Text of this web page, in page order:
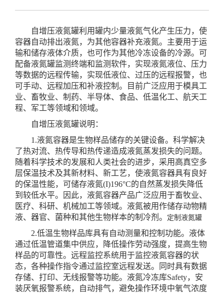
自增压液氮罐利用罐内少量液氮气化产生压力，使
容器自动排出液氮，为其他容器补充液氮。主要用于运
输和储存液体介质，也可作为其他冷冻设备的冷源。可
配备液氮罐监测终端和监测软件，实现液氮液位、压力
等数据的远程传输，实现低液位、过压的远程报警，也
可手动、远程加压和补液控制。目前广泛应用于模具工
业、畜牧业、制药、半导体、食品、低温化工、航天工
程、军工等领域和领域。
自增压液氮罐说明：
1.液氮容器是生物样品储存的关键设备。科学解决
了热对流、热传导和热传递造成液氮蒸发损失的问题。
随着科学技术的发展和人类社会的进步，采用高真空多
层保温技术及其新材料、新工艺，使液氮容器具有良好
的保温性能，可储存液氮(I)196°C的自然蒸发损失降低
到较低水平。因此，液氮容器产品广泛应用于畜牧业、
医疗、科研、机械加工等领域。液氮被用作储存动物精
液、器官、菌种和其他生物样本的制冷剂。
定制液氮罐
2.低温生物样品库具有自动测量和控制功能。液体
通过低温管道集中供应，降低操作劳动强度，提高生物
样品的可靠性。远程监控系统用于监控液氮容器的状
态，各种操作指令通过监控室远程发送。同时具有数据
存储、打印、无线报警等功能。液氮冷冻库Safety，安
装厌氧报警系统，自动排气，避免操作环境中氧气浓度